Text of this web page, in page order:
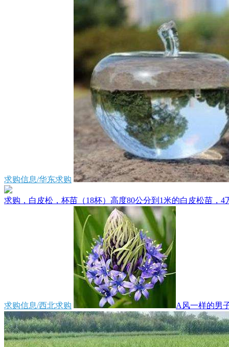
求购信息/华东求购
求购，白皮松，杯苗（18杯）高度80公分到1米的白皮松苗，4
求购信息/西北求购 A风一样的男